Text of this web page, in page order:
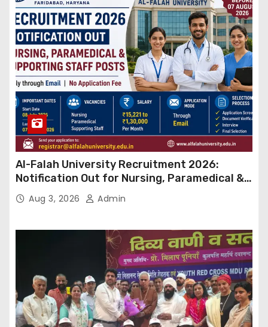
Al-Falah University Recruitment 2026:
Notification Out for Nursing, Paramedical &
Supporting Staff Posts, Apply Through Email
Aug 3, 2026 Admin